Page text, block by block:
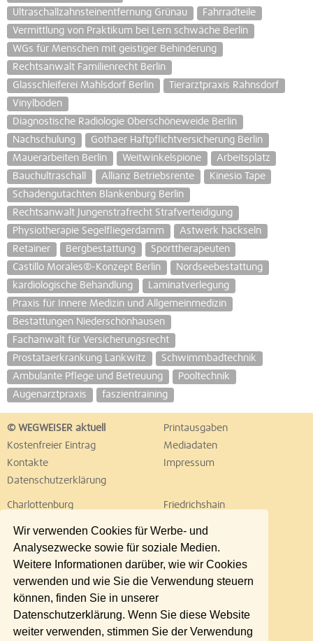
Wir verwenden Cookies für Werbe- und
Analysezwecke sowie für soziale Medien.
Weitere Informationen darüber, wie wir Cookies
verwenden und wie Sie die Verwendung steuern
können, finden Sie in unserer
Datenschutzerklärung. Wenn Sie diese Website
weiter verwenden, stimmen Sie der Verwendung
Ultraschallzahnsteinentfernung Grünau
Fahrradteile
Vermittlung von Praktikum bei Lern schwäche Berlin
WGs für Menschen mit geistiger Behinderung
Rechtsanwalt Familienrecht Berlin
Glasschleiferei Mahlsdorf Berlin
Tierarztpraxis Rahnsdorf
Vinylböden
Diagnostische Radiologie Oberschöneweide Berlin
Nachschulung
Gothaer Haftpflichtversicherung Berlin
Mauerarbeiten Berlin
Weitwinkelspione
Arbeitsplatz
Bauchultraschall
Allianz Betriebsrente
Kinesio Tape
Schadengutachten Blankenburg Berlin
Rechtsanwalt Jungenstrafrecht Strafverteidigung
Physiotherapie Segelfliegerdamm
Astwerk häckseln
Retainer
Bergbestattung
Sporttherapeuten
Castillo Morales®-Konzept Berlin
Nordseebestattung
kardiologische Behandlung
Laminatverlegung
Praxis für Innere Medizin und Allgemeinmedizin
Bestattungen Niederschönhausen
Fachanwalt für Versicherungsrecht
Prostataerkrankung Lankwitz
Schwimmbadtechnik
Ambulante Pflege und Betreuung
Pooltechnik
Augenarztpraxis
faszientraining
© WEGWEISER aktuell
Printausgaben
Kostenfreier Eintrag
Mediadaten
Kontakte
Impressum
Datenschutzerklärung
Charlottenburg
Friedrichshain
Lichtenberg
Marzahn
Neukölln
Pankow
Reinickendorf
Schöneberg
Spandau
Steglitz